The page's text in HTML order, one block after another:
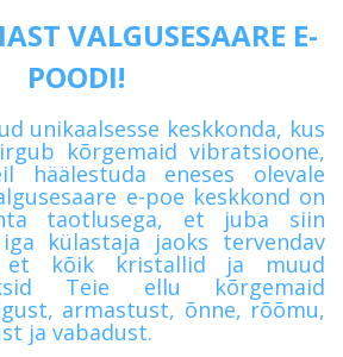
VALGUSESAARE E-
POODI!
unikaalsesse keskkonda, kus
kõrgemaid vibratsioone,
häälestuda eneses olevale
e-poe keskkond on
taotlusega, et juba siin
külastaja jaoks tervendav
et kõik kristallid ja muud
Teie ellu kõrgemaid
armastust, õnne, rõõmu,
ja vabadust.